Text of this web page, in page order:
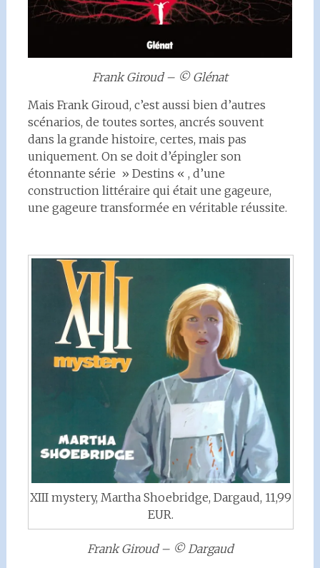
Frank Giroud – © Glénat
Mais Frank Giroud, c’est aussi bien d’autres
scénarios, de toutes sortes, ancrés souvent
dans la grande histoire, certes, mais pas
uniquement. On se doit d’épingler son
étonnante série » Destins « , d’une
construction littéraire qui était une gageure,
une gageure transformée en véritable réussite.
XIII mystery, Martha Shoebridge, Dargaud, 11,99
EUR.
Frank Giroud – © Dargaud